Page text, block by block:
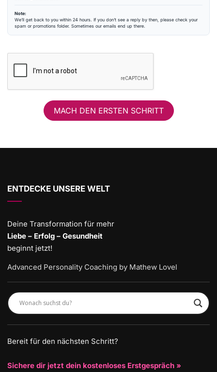
Note:
We’ll get back to you within 24 hours. If you don’t see a reply by then, please check your
spam or promotions folder. Sometimes our emails end up there.
MACH DEN ERSTEN SCHRITT
ENTDECKE UNSERE WELT
Deine Transformation für mehr
Liebe – Erfolg – Gesundheit
beginnt jetzt!
Advanced Personality Coaching by Mathew Lovel
Bereit für den nächsten Schritt?
Sichere dir jetzt dein kostenloses Erstgespräch »